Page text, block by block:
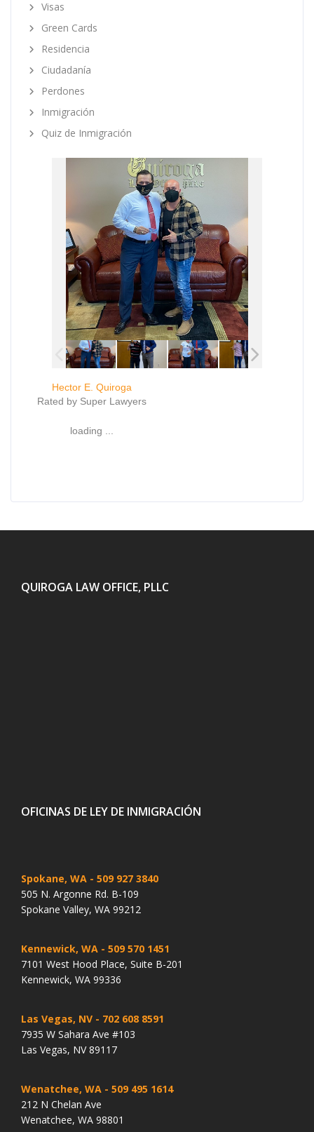
Visas
Green Cards
Residencia
Ciudadanía
Perdones
Inmigración
Quiz de Inmigración
Hector E. Quiroga
Rated by Super Lawyers
loading ...
QUIROGA LAW OFFICE, PLLC
OFICINAS DE LEY DE INMIGRACIÓN
Spokane, WA - 509 927 3840
505 N. Argonne Rd. B-109
Spokane Valley, WA 99212
Kennewick, WA - 509 570 1451
7101 West Hood Place, Suite B-201
Kennewick, WA 99336
Las Vegas, NV - 702 608 8591
7935 W Sahara Ave #103
Las Vegas, NV 89117
Wenatchee, WA - 509 495 1614
212 N Chelan Ave
Wenatchee, WA 98801